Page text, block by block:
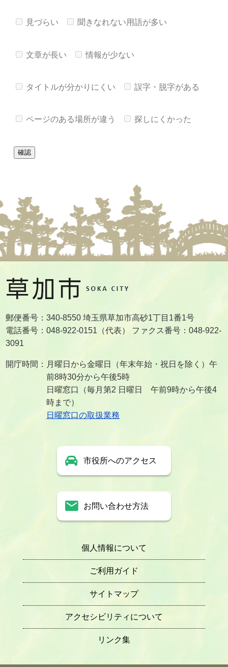
見づらい 聞きなれない用語が多い
文章が長い 情報が少ない
タイトルが分かりにくい 誤字・脱字がある
ページのある場所が違う 探しにくかった
郵便番号：340-8550 埼玉県草加市高砂1丁目1番1号
電話番号：048-922-0151（代表） ファクス番号：048-922-
3091
開庁時間：月曜日から金曜日（年末年始・祝日を除く）午
前8時30分から午後5時
日曜窓口（毎月第2 日曜日 午前9時から午後4
時まで）
日曜窓口の取扱業務
市役所へのアクセス
お問い合わせ方法
個人情報について
ご利用ガイド
サイトマップ
アクセシビリティについて
リンク集